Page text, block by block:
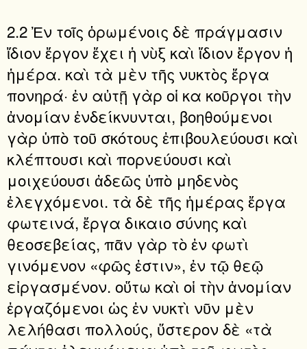
2.2 Ἐν τοῖς ὁρωμένοις δὲ πράγμασιν
ἴδιον ἔργον ἔχει ἡ νὺξ καὶ ἴδιον ἔργον ἡ
ἡμέρα. καὶ τὰ μὲν τῆς νυκτὸς ἔργα
πονηρά· ἐν αὐτῇ γὰρ οἱ κα κοῦργοι τὴν
ἀνομίαν ἐνδείκνυνται, βοηθούμενοι
γὰρ ὑπὸ τοῦ σκότους ἐπιβουλεύουσι καὶ
κλέπτουσι καὶ πορνεύουσι καὶ
μοιχεύουσι ἀδεῶς ὑπὸ μηδενὸς
ἐλεγχόμενοι. τὰ δὲ τῆς ἡμέρας ἔργα
φωτεινά, ἔργα δικαιο σύνης καὶ
θεοσεβείας, πᾶν γὰρ τὸ ἐν φωτὶ
γινόμενον «φῶς ἐστιν», ἐν τῷ θεῷ
εἰργασμένον. οὕτω καὶ οἱ τὴν ἀνομίαν
ἐργαζόμενοι ὡς ἐν νυκτὶ νῦν μὲν
λελήθασι πολλούς, ὕστερον δὲ «τὰ